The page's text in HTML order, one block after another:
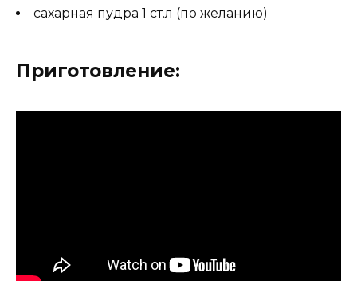
сахарная пудра 1 ст.л (по желанию)
Приготовление: